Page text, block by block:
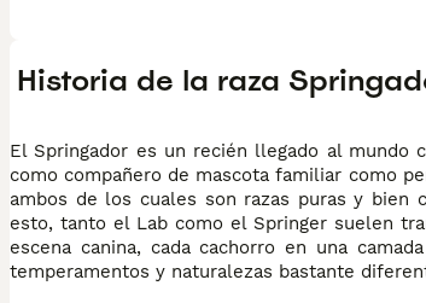
Historia de la raza
El Springador es un recién llegado al mundo
como compañero de mascota familiar como
ambos de los cuales son razas puras y bien
esto, tanto el Lab como el Springer suelen
escena canina, cada cachorro en una
temperamentos y naturalezas bastante